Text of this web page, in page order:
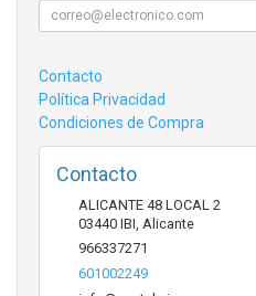
Contacto
Política Privacidad
Condiciones de Compra
Contacto
ALICANTE 48 LOCAL 2
03440 IBI Alicante
966337271
601002249